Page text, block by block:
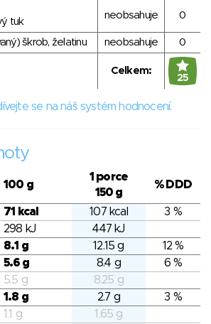
tuk
neobsahuje 0
škrob, želatinu neobsahuje 0
Celkem:
25
se na náš systém hodnocení.
100 g
1 porce
150 g
% DDD
71 kcal 107 kcal
3 %
298 kJ
447 kJ
8.1 g 12.15 g
12 %
5.6 g 8.4 g
6 %
5.5 g
8.25 g
1.8 g 2.7 g
3 %
1.1 g
1.65 g